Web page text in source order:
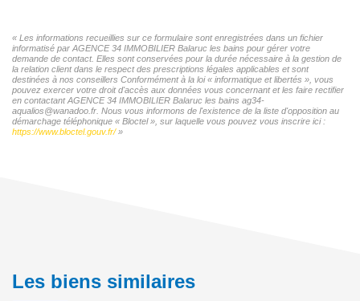
« Les informations recueillies sur ce formulaire sont enregistrées dans un fichier
informatisé par AGENCE 34 IMMOBILIER Balaruc les bains pour gérer votre
demande de contact. Elles sont conservées pour la durée nécessaire à la gestion de
la relation client dans le respect des prescriptions légales applicables et sont
destinées à nos conseillers Conformément à la loi « informatique et libertés », vous
pouvez exercer votre droit d'accès aux données vous concernant et les faire rectifier
en contactant AGENCE 34 IMMOBILIER Balaruc les bains ag34-
aqualios@wanadoo.fr. Nous vous informons de l'existence de la liste d'opposition au
démarchage téléphonique « Bloctel », sur laquelle vous pouvez vous inscrire ici :
https://www.bloctel.gouv.fr/»
Les biens similaires